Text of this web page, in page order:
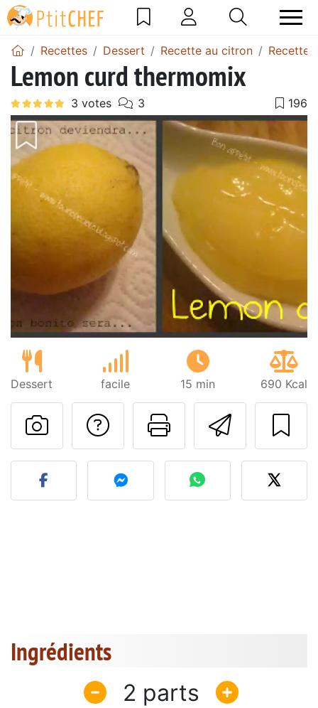
Recettes Dessert Recette au citron Recette
Lemon curd thermomix
Dessert facile 15 min 690 Kcal
Imprimer
Poser une
Publier votre photo de
Ingrédients
2